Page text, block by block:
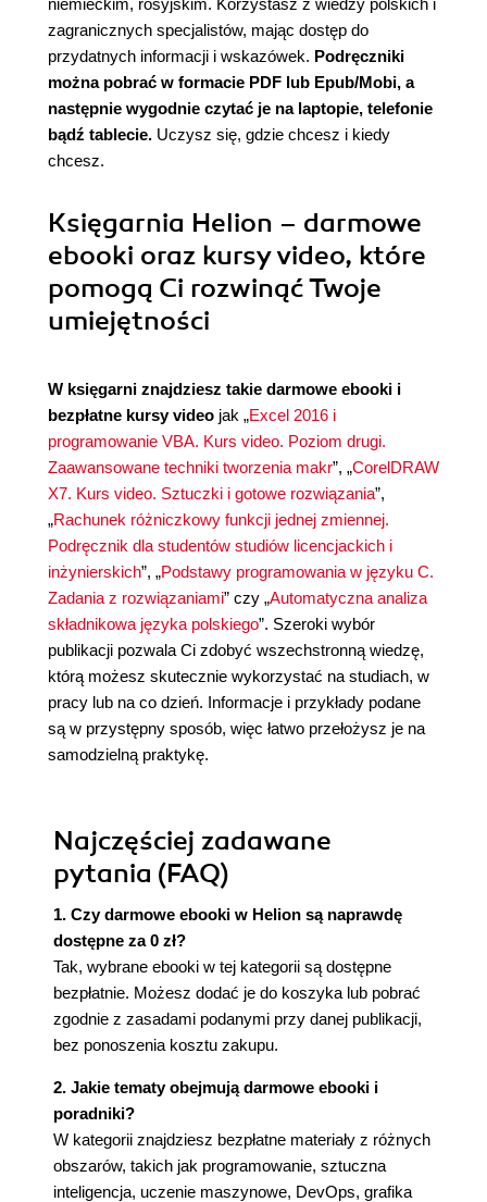
niemieckim, rosyjskim. Korzystasz z wiedzy polskich i
zagranicznych specjalistów, mając dostęp do
przydatnych informacji i wskazówek. Podręczniki
można pobrać w formacie PDF lub Epub/Mobi, a
następnie wygodnie czytać je na laptopie, telefonie
bądź tablecie. Uczysz się, gdzie chcesz i kiedy
chcesz.
Księgarnia Helion – darmowe
ebooki oraz kursy video, które
pomogą Ci rozwinąć Twoje
umiejętności
W księgarni znajdziesz takie darmowe ebooki i
bezpłatne kursy video jak „Excel 2016 i
programowanie VBA. Kurs video. Poziom drugi.
Zaawansowane techniki tworzenia makr”, „CorelDRAW
X7. Kurs video. Sztuczki i gotowe rozwiązania”,
„Rachunek różniczkowy funkcji jednej zmiennej.
Podręcznik dla studentów studiów licencjackich i
inżynierskich”, „Podstawy programowania w języku C.
Zadania z rozwiązaniami” czy „Automatyczna analiza
składnikowa języka polskiego”. Szeroki wybór
publikacji pozwala Ci zdobyć wszechstronną wiedzę,
którą możesz skutecznie wykorzystać na studiach, w
pracy lub na co dzień. Informacje i przykłady podane
są w przystępny sposób, więc łatwo przełożysz je na
samodzielną praktykę.
Najczęściej zadawane
pytania (FAQ)
1. Czy darmowe ebooki w Helion są naprawdę
dostępne za 0 zł?
Tak, wybrane ebooki w tej kategorii są dostępne
bezpłatnie. Możesz dodać je do koszyka lub pobrać
zgodnie z zasadami podanymi przy danej publikacji,
bez ponoszenia kosztu zakupu.
2. Jakie tematy obejmują darmowe ebooki i
poradniki?
W kategorii znajdziesz bezpłatne materiały z różnych
obszarów, takich jak programowanie, sztuczna
inteligencja, uczenie maszynowe, DevOps, grafika